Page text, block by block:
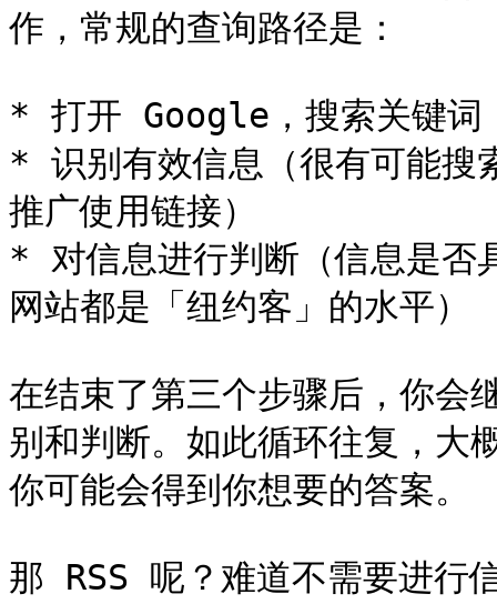
作，常规的查询路径是：
* 打开 Google，搜索关键
* 识别有效信息（很有可能
推广使用链接）
* 对信息进行判断（信息是否
网站都是「纽约客」的水平）
在结束了第三个步骤后，你会
别和判断。如此循环往复，大
你可能会得到你想要的答案。
那 RSS 呢？难道不需要进行